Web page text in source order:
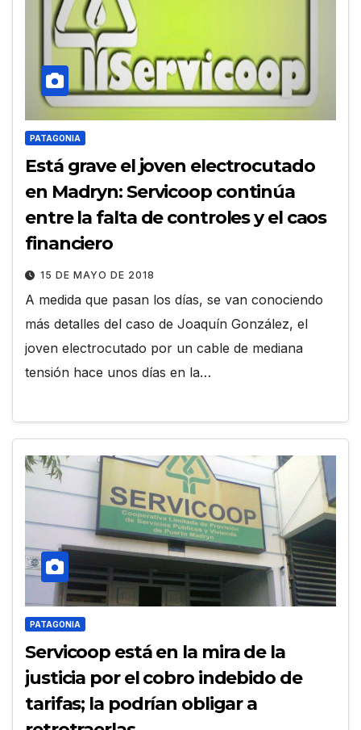
PATAGONIA
Está grave el joven electrocutado
en Madryn: Servicoop continúa
entre la falta de controles y el caos
financiero
15 DE MAYO DE 2018
A medida que pasan los días, se van conociendo
más detalles del caso de Joaquín González, el
joven electrocutado por un cable de mediana
tensión hace unos días en la…
PATAGONIA
Servicoop está en la mira de la
justicia por el cobro indebido de
tarifas; la podrían obligar a